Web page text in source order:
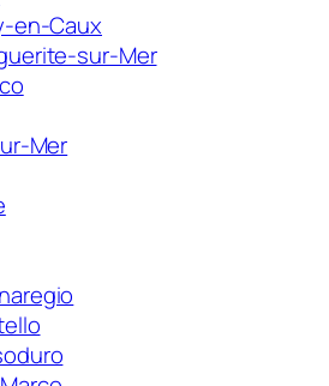
en-Caux
sur-Mer
Mer